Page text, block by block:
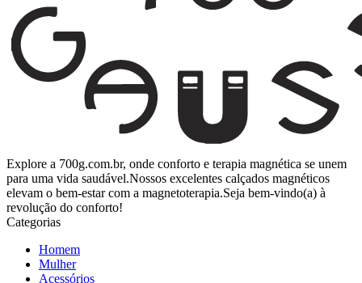
Explore a 700g.com.br, onde conforto e terapia magnética se unem
para uma vida saudável.Nossos excelentes calçados magnéticos
elevam o bem-estar com a magnetoterapia.Seja bem-vindo(a) à
revolução do conforto!
Categorias
Homem
Mulher
Acessórios